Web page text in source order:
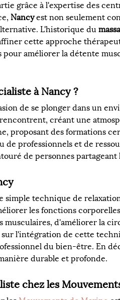
grâce à l'expertise des
Nancy est non seulement
L'historique du
cette approche
améliorer la détente
à Nancy ?
de se plonger dans un
créant une
proposant des formations
professionnels et de
de personnes partageant
simple technique de
les fonctions
musculaires, d'améliorer la
l'intégration de cette
du bien-être. En
durable et profonde.
chez les